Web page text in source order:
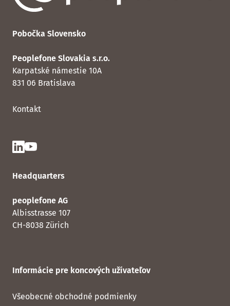
Pobočka Slovensko
Peoplefone Slovakia s.r.o.
Karpatské námestie 10A
831 06 Bratislava
Kontakt
Headquarters
peoplefone AG
Albisstrasse 107
CH-8038 Zürich
Informácie pre koncových užívateľov
Všeobecné obchodné podmienky